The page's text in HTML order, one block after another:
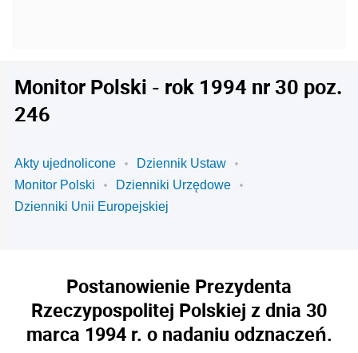
Monitor Polski - rok 1994 nr 30 poz.
246
Akty ujednolicone
Dziennik Ustaw
Monitor Polski
Dzienniki Urzędowe
Dzienniki Unii Europejskiej
Postanowienie Prezydenta
Rzeczypospolitej Polskiej z dnia 30
marca 1994 r. o nadaniu odznaczeń.